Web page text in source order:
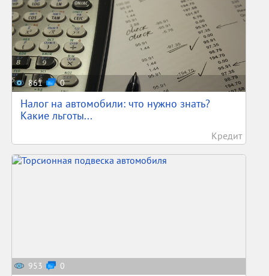
861 0
Налог на автомобили: что нужно знать?
Какие льготы...
Кредит
953 0